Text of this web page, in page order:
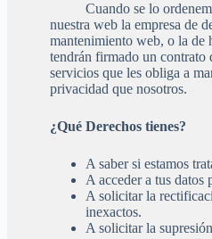
Cuando se lo
nuestra web la empresa de
mantenimiento web, o la de
tendrán firmado un contrato
servicios que les obliga a
privacidad que nosotros.
¿Qué Derechos tienes?
A saber si estamos
A acceder a tus datos
A solicitar la
inexactos.
A solicitar la